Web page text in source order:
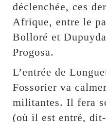
déclenchée, ces
Afrique, entre le
Bolloré et
Progosa.
L’entrée de
Fossorier va
militantes. Il fera
(où il est entré,